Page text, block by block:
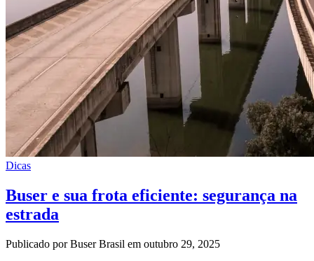
Dicas
Buser e sua frota eficiente: segurança na
estrada
Publicado por Buser Brasil em outubro 29, 2025